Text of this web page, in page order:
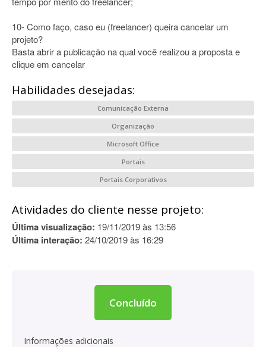
10- Como faço, caso eu (freelancer) queira cancelar um
projeto?
Basta abrir a publicação na qual você realizou a proposta e
clique em cancelar
Habilidades desejadas:
Comunicação Externa
Organização
Microsoft Office
Portais
Portais Corporativos
Atividades do cliente nesse projeto:
Última visualização: 19/11/2019 às 13:56
Última interação: 24/10/2019 às 16:29
Concluído
Informações adicionais